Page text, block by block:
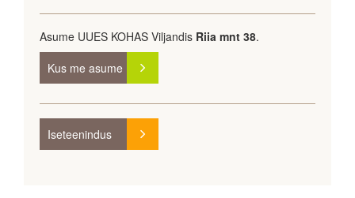
Asume UUES KOHAS Viljandis Riia mnt 38.
Kus me asume
KAART
Iseteenindus Registreeru